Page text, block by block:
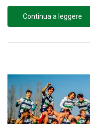
Continua a leggere